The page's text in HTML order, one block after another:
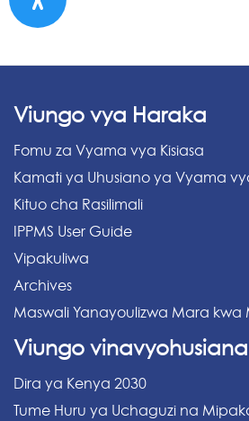
Viungo vya Haraka
Fomu za Vyama vya Kisiasa
Kamati ya Uhusiano ya Vyama
Kituo cha Rasilimali
IPPMS User Guide
Vipakuliwa
Archives
Maswali Yanayoulizwa Mara kwa
Viungo vinavyohusiana
Dira ya Kenya 2030
Tume Huru ya Uchaguzi na